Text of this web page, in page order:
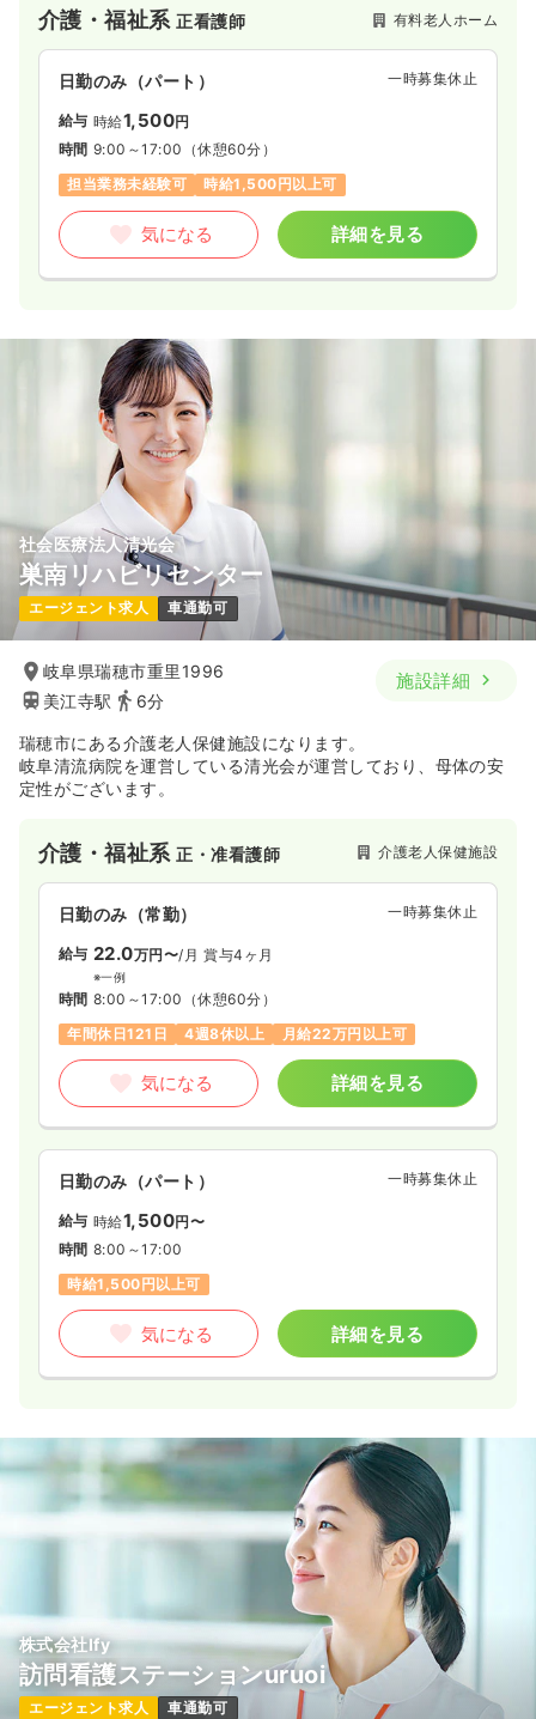
介護・福祉系正看護師 有料老人ホーム
日勤のみ（パート） 一時募集休止
給与 時給1,500円
時間 9:00～17:00 （休憩60分）
担当業務未経験可
時給1,500円以上可
気になる 詳細を見る
社会医療法人清光会
巣南リハビリセンター
エージェント求人 車通勤可
岐阜県瑞穂市重里1996
美江寺駅
6分
施設詳細
瑞穂市にある介護老人保健施設になります。
岐阜清流病院を運営している清光会が運営しており、母体の安
定性がございます。
介護・福祉系正・准看護師 介護老人保健施設
日勤のみ（常勤） 一時募集休止
給与 22.0万円〜/月 賞与4ヶ月
※一例
時間 8:00～17:00 （休憩60分）
年間休日121日
4週8休以上 月給22万円以上可
気になる 詳細を見る
日勤のみ（パート） 一時募集休止
給与 時給1,500円〜
時間 8:00～17:00
時給1,500円以上可
気になる 詳細を見る
株式会社Ify
訪問看護ステーションuruoi
エージェント求人 車通勤可